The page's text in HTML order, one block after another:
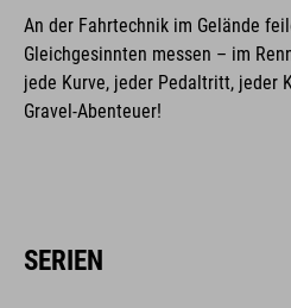
An der Fahrtechnik im Gelände
Gleichgesinnten messen – im
jede Kurve, jeder Pedaltritt, jeder
Gravel-Abenteuer!
SERIEN